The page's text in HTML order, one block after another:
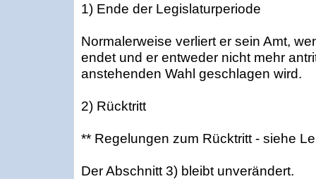
1) Ende der Legislaturperiode
Normalerweise verliert er sein Amt,
endet und er entweder nicht mehr
anstehenden Wahl geschlagen wird.
2) Rücktritt
** Regelungen zum Rücktritt - siehe
Der Abschnitt 3) bleibt unverändert.